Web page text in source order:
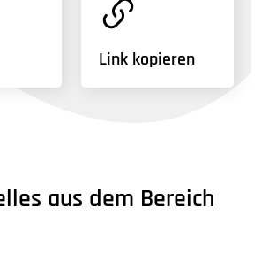
Link kopieren
aus dem Bereich